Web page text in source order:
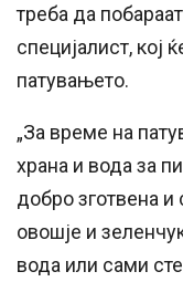
треба да
специјалист, кој
патувањето.
„За време на
храна и вода за
добро зготвена
овошје и
вода или сами